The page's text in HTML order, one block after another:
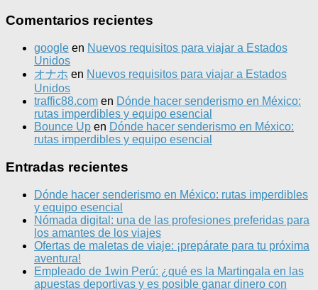
Comentarios recientes
google en Nuevos requisitos para viajar a Estados
Unidos
オナホ en Nuevos requisitos para viajar a Estados
Unidos
traffic88.com en Dónde hacer senderismo en México:
rutas imperdibles y equipo esencial
Bounce Up en Dónde hacer senderismo en México:
rutas imperdibles y equipo esencial
Entradas recientes
Dónde hacer senderismo en México: rutas imperdibles
y equipo esencial
Nómada digital: una de las profesiones preferidas para
los amantes de los viajes
Ofertas de maletas de viaje: ¡prepárate para tu próxima
aventura!
Empleado de 1win Perú: ¿qué es la Martingala en las
apuestas deportivas y es posible ganar dinero con